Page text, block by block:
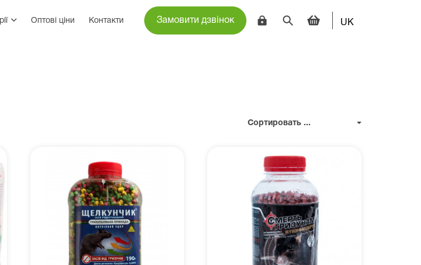
Оптові ціни Контакти Замовити дзвінок UK
Сортировать ...